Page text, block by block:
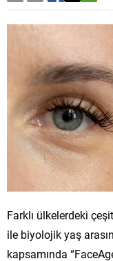
Farklı ülkelerdeki
ile biyolojik yaş
kapsamında